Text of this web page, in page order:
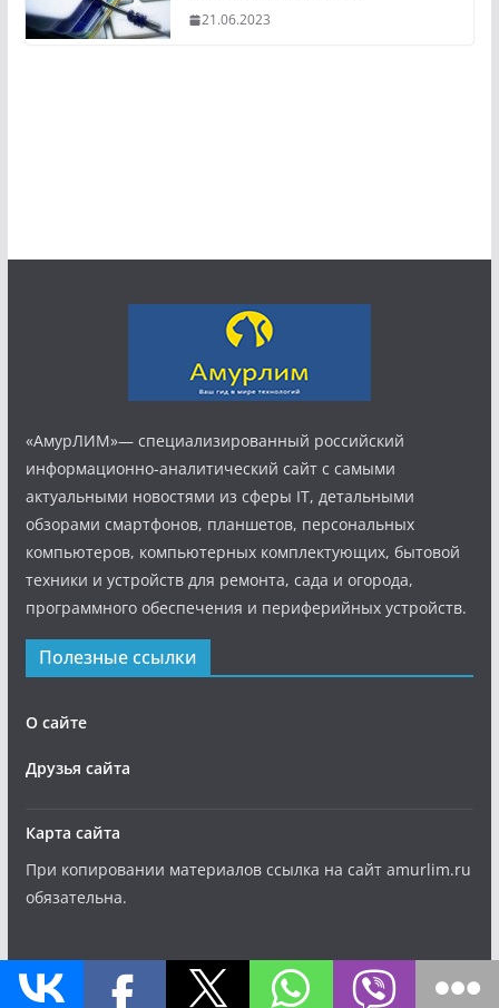
21.06.2023
«АмурЛИМ»— специализированный российский
информационно-аналитический сайт с самыми
актуальными новостями из сферы IT, детальными
обзорами смартфонов, планшетов, персональных
компьютеров, компьютерных комплектующих, бытовой
техники и устройств для ремонта, сада и огорода,
программного обеспечения и периферийных устройств.
Полезные ссылки
О сайте
Друзья сайта
Карта сайта
При копировании материалов ссылка на сайт amurlim.ru
обязательна.